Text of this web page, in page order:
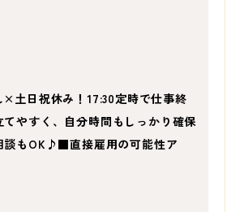
土日祝休み！17:30定時で仕事終
てやすく、自分時間もしっかり確保
談もOK♪■直接雇用の可能性ア